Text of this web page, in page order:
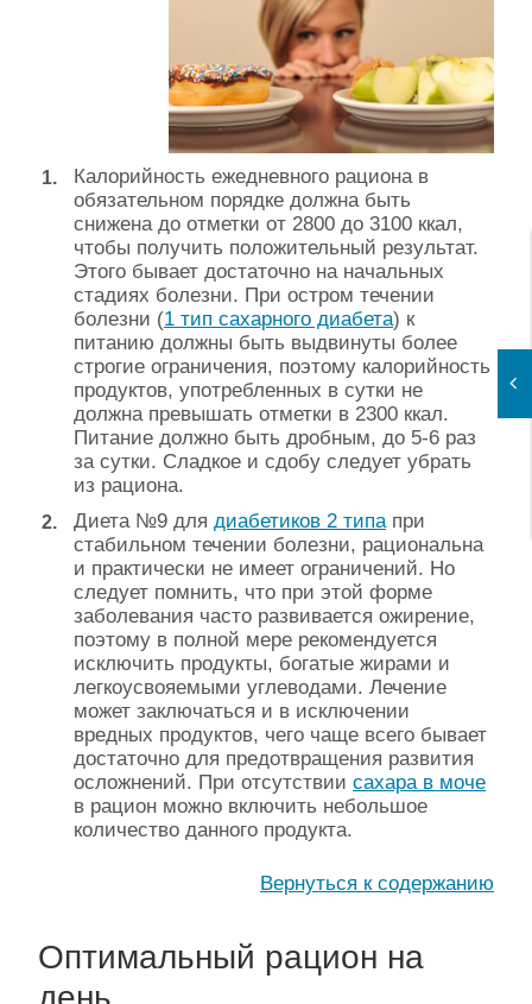
Калорийность ежедневного рациона в
обязательном порядке должна быть
снижена до отметки от 2800 до 3100 ккал,
чтобы получить положительный результат.
Этого бывает достаточно на начальных
стадиях болезни. При остром течении
болезни (1 тип сахарного диабета) к
питанию должны быть выдвинуты более
строгие ограничения, поэтому калорийность
продуктов, употребленных в сутки не
должна превышать отметки в 2300 ккал.
Питание должно быть дробным, до 5-6 раз
за сутки. Сладкое и сдобу следует убрать
из рациона.
Диета №9 для диабетиков 2 типапри
стабильном течении болезни, рациональна
и практически не имеет ограничений. Но
следует помнить, что при этой форме
заболевания часто развивается ожирение,
поэтому в полной мере рекомендуется
исключить продукты, богатые жирами и
легкоусвояемыми углеводами. Лечение
может заключаться и в исключении
вредных продуктов, чего чаще всего бывает
достаточно для предотвращения развития
осложнений. При отсутствии сахара в моче
в рацион можно включить небольшое
количество данного продукта.
Вернуться к содержанию
Оптимальный рацион на